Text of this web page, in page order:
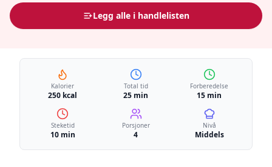
Legg alle i handlelisten
Kalorier
250 kcal
Total tid
25 min
Forberedelse
15 min
Steketid
10 min
Porsjoner
4
Nivå
Middels